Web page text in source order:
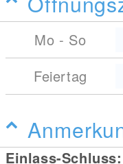
Mo - So
Feiertag
Einlass-Schluss: